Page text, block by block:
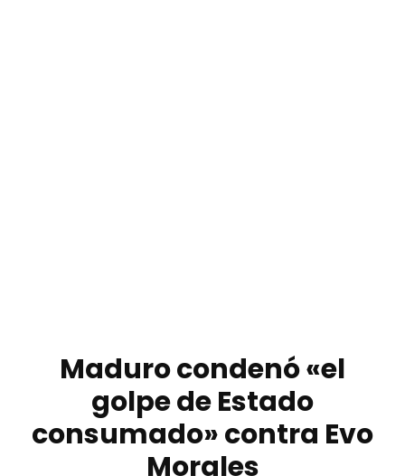
Maduro condenó «el
golpe de Estado
consumado» contra Evo
Morales